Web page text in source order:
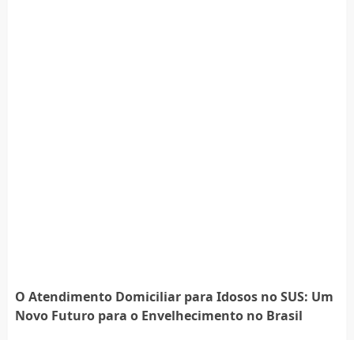
O Atendimento Domiciliar para Idosos no SUS: Um
Novo Futuro para o Envelhecimento no Brasil